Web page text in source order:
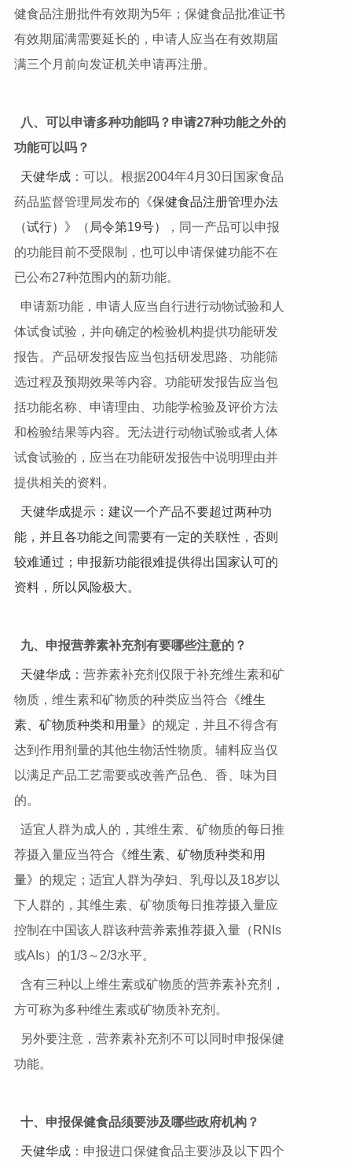
健食品注册批件有效期为5年；保健食品批准证书
有效期届满需要延长的，申请人应当在有效期届
满三个月前向发证机关申请再注册。
八、可以申请多种功能吗？申请27种功能之外的
功能可以吗？
天健华成：可以。根据2004年4月30日国家食品
药品监督管理局发布的 《保健食品注册管理办法
（试行）》（局令第19号）
，同一产品可以申报
的功能目前不受限制，也可以申请保健功能不在
已公布27种范围内的新功能。
申请新功能，申请人应当自行进行动物试验和人
体试食试验，并向确定的检验机构提供功能研发
报告。产品研发报告应当包括研发思路、功能筛
选过程及预期效果等内容。功能研发报告应当包
括功能名称、申请理由、功能学检验及评价方法
和检验结果等内容。无法进行动物试验或者人体
试食试验的，应当在功能研发报告中说明理由并
提供相关的资料。
天健华成提示：建议一个产品不要超过两种功
能，并且各功能之间需要有一定的关联性，否则
较难通过；申报新功能很难提供得出国家认可的
资料，所以风险极大。
九、申报营养素补充剂有要哪些注意的？
天健华成：营养素补充剂仅限于补充维生素和矿
物质，维生素和矿物质的种类应当符合 《维生
素、矿物质种类和用量》 的规定，并且不得含有
达到作用剂量的其他生物活性物质。辅料应当仅
以满足产品工艺需要或改善产品色、香、味为目
的。
适宜人群为成人的，其维生素、矿物质的每日推
荐摄入量应当符合 《维生素、矿物质种类和用
量》 的规定；适宜人群为孕妇、乳母以及18岁以
下人群的，其维生素、矿物质每日推荐摄入量应
控制在中国该人群该种营养素推荐摄入量（RNIs
或AIs）的1/3～2/3水平。
含有三种以上维生素或矿物质的营养素补充剂，
方可称为多种维生素或矿物质补充剂。
另外要注意，营养素补充剂不可以同时申报保健
功能。
十、申报保健食品须要涉及哪些政府机构？
天健华成：申报进口保健食品主要涉及以下四个